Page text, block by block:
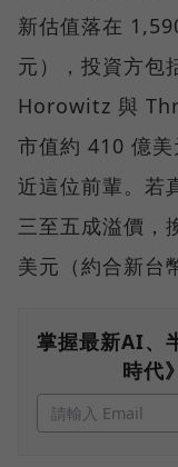
新估值落在
元），投資方包
Horowitz 與
市值約 410 億
近這位前輩。若
三至五成溢價，
美元（約合新台
掌握最新AI、
時代